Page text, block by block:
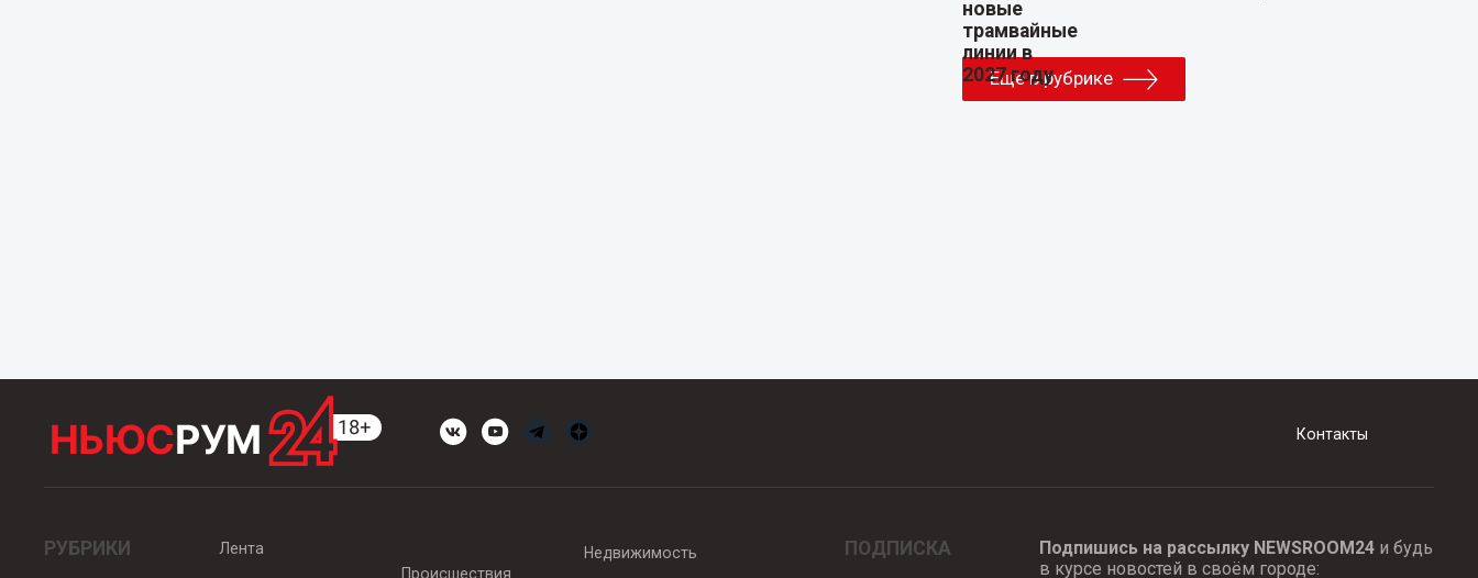
Еще в рубрике
Контакты
РУБРИКИ
Лента
Происшествия
Недвижимость ПОДПИСКА Подпишись на рассылку NEWSROOM24и будь
в курсе новостей в своём городе: